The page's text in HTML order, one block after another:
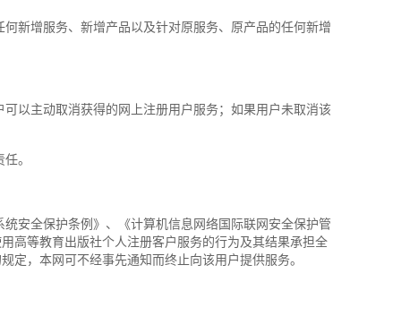
新增服务、新增产品以及针对原服务、原产品的任何新增
以主动取消获得的网上注册用户服务；如果用户未取消该
。
安全保护条例》、《计算机信息网络国际联网安全保护管
高等教育出版社个人注册客户服务的行为及其结果承担全
定，本网可不经事先通知而终止向该用户提供服务。